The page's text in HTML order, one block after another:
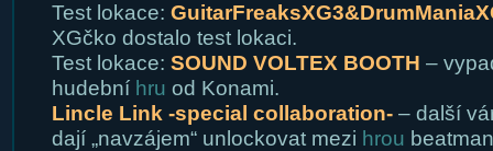
Test lokace:
XGčko dostalo test lokaci.
Test lokace: SOUND VOLTEX BOOTH –
hudební hru od Konami.
Lincle Link -special collaboration-– další
dají „navzájem“ unlockovat mezi hrou